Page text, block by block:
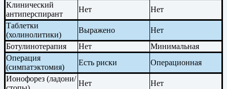
Клинический
антиперспирант
Нет
Нет
Таблетки
(холинолитики)
Выражено
Нет
Ботулинотерапия
Нет
Минимальная
Операция
(симпатэктомия)
Есть риски
Операционная
Ионофорез (ладони/
Нет Нет